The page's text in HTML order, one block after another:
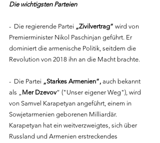
Die wichtigsten Parteien
-  Die regierende Partei „Zivilvertrag“ wird von
Premierminister Nikol Paschinjan geführt. Er
dominiert die armenische Politik, seitdem die
Revolution von 2018 ihn an die Macht brachte.
-  Die Partei „Starkes Armenien“, auch bekannt
als „Mer Dzevov“ ("Unser eigener Weg"), wird
von Samvel Karapetyan angeführt, einem in
Sowjetarmenien geborenen Milliardär.
Karapetyan hat ein weitverzweigtes, sich über
Russland und Armenien erstreckendes